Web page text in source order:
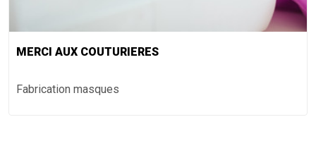
MERCI AUX COUTURIERES
Fabrication masques